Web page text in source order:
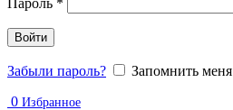
Пароль *
Войти
Забыли пароль?
Запомнить меня
0 Избранное